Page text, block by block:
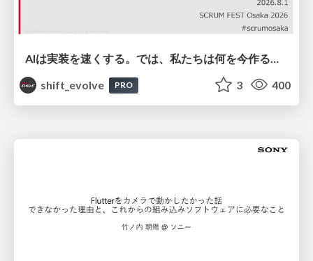
shift_evolve
PRO 3 400